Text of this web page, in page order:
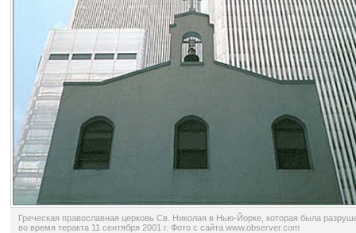
Греческая православная церковь Св. Николая в Нью-Йорке, которая была
во время теракта 11 сентября 2001 г. Фото с сайта www.observer.com